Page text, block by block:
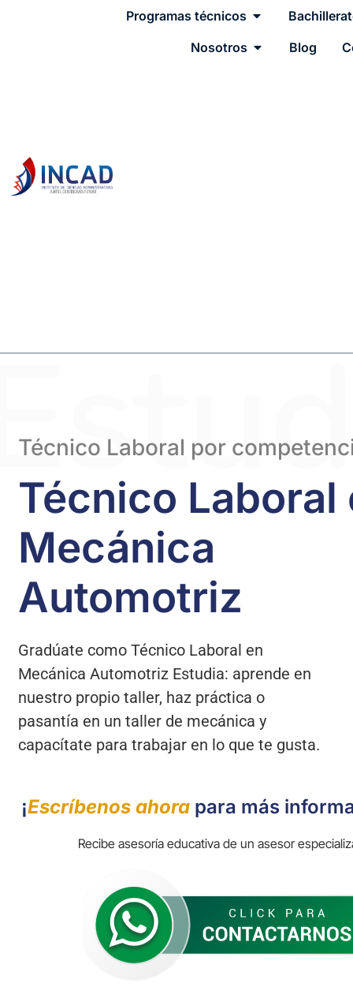
Programas técnicos
Nosotros
Blog
Técnico Laboral por
Técnico Laboral
Mecánica
Automotriz
Gradúate como Técnico Laboral en
Mecánica Automotriz Estudia: aprende en
nuestro propio taller, haz práctica o
pasantía en un taller de mecánica y
capacítate para trabajar en lo que te gusta.
¡Escríbenos ahora para más
Recibe asesoría educativa de un asesor